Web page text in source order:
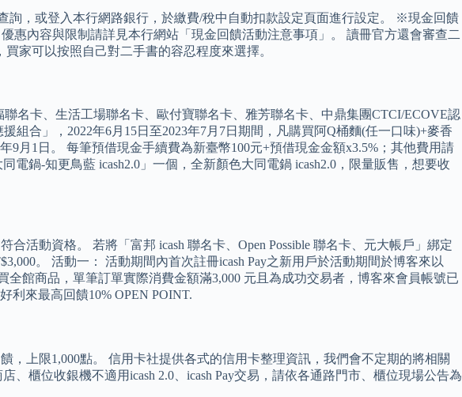
詢，或登入本行網路銀行，於繳費/稅中自動扣款設定頁面進行設定。 ※現金回饋
惠內容與限制請詳見本行網站「現金回饋活動注意事項」。 讀冊官方還會審查二
家可以按照自己對二手書的容忍程度來選擇。
名卡、生活工場聯名卡、歐付寶聯名卡、雅芳聯名卡、中鼎集團CTCI/ECOVE認
合」，2022年6月15日至2023年7月7日期間，凡購買阿Q桶麵(任一口味)+麥香
9月1日。 每筆預借現金手續費為新臺幣100元+預借現金金額x3.5%；其他費用請
鍋-知更鳥藍 icash2.0」一個，全新顏色大同電鍋 icash2.0，限量販售，想要收
活動資格。 若將「富邦 icash 聯名卡、Open Possible 聯名卡、元大帳戶」綁定
。 活動一： 活動期間內首次註冊icash Pay之新用戶於活動期間於博客來以
館商品，單筆訂單實際消費金額滿3,000 元且為成功交易者，博客來會員帳號已
利來最高回饋10% OPEN POINT.
，上限1,000點。 信用卡社提供各式的信用卡整理資訊，我們會不定期的將相關
櫃位收銀機不適用icash 2.0、icash Pay交易，請依各通路門市、櫃位現場公告為